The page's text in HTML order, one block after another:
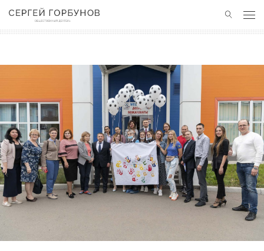
ПОЛЕЗНЫЙ ОПЫТ
КОНТАКТЫ
БЛАГОТВОРИТЕЛЬНОСТЬ